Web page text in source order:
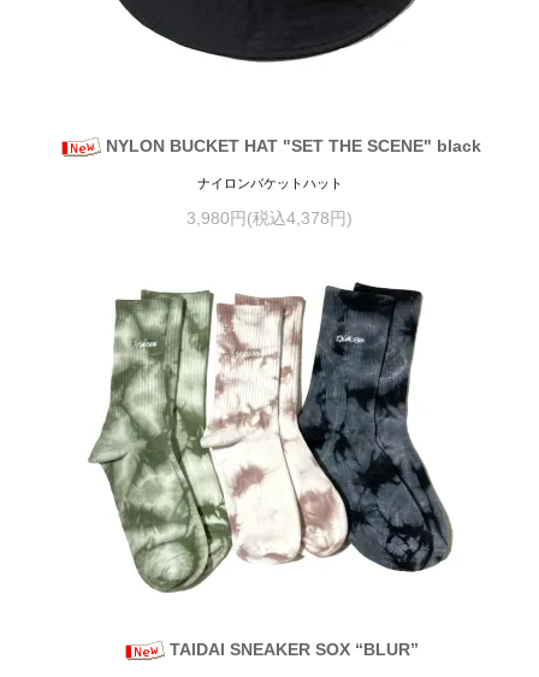
NYLON BUCKET HAT "SET THE SCENE" black
ナイロンバケットハット
3,980円(税込4,378円)
TAIDAI SNEAKER SOX “BLUR”